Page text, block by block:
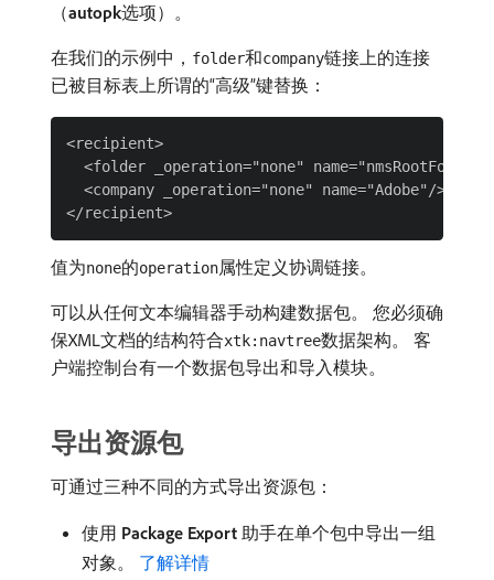
（autopk​选项）。
在我们的示例中， folder和company链接上的连接
已被目标表上所谓的“高级”键替换：
<recipient>
<folder _operation="none"
  <company _operation="none" name="Adobe"/>
值为none的operation属性定义协调链接。
可以从任何文本编辑器手动构建数据包。 您必须确
保XML文档的结构符合xtk:navtree数据架构。 客
户端控制台有一个数据包导出和导入模块。
导出资源包
可通过三种不同的方式导出资源包：
使用​ Package Export ​助手在单个包中导出一组
对象。 了解详情